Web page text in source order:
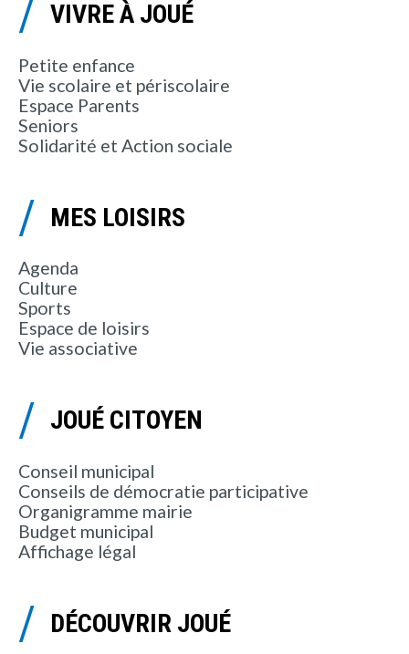
VIVRE À JOUÉ
Petite enfance
Vie scolaire et périscolaire
Espace Parents
Seniors
Solidarité et Action sociale
MES LOISIRS
Agenda
Culture
Sports
Espace de loisirs
Vie associative
JOUÉ CITOYEN
Conseil municipal
Conseils de démocratie participative
Organigramme mairie
Budget municipal
Affichage légal
DÉCOUVRIR JOUÉ